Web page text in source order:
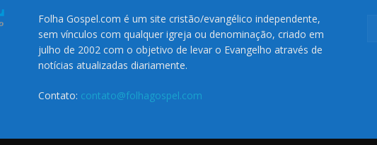
Folha Gospel.com é um site cristão/evangélico independente,
sem vínculos com qualquer igreja ou denominação, criado em
julho de 2002 com o objetivo de levar o Evangelho através de
notícias atualizadas diariamente.
Contato: contato@folhagospel.com